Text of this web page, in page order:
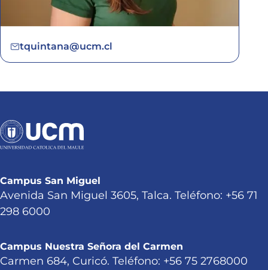
tquintana@ucm.cl
Campus San Miguel
Avenida San Miguel 3605, Talca. Teléfono: +56 71
298 6000
Campus Nuestra Señora del Carmen
Carmen 684, Curicó. Teléfono: +56 75 2768000